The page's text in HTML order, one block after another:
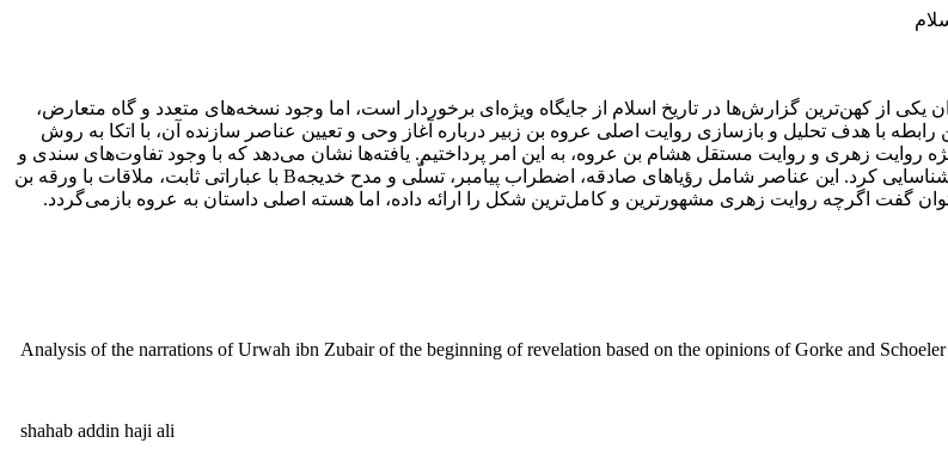
یکی از کهن‌ترین گزارش‌ها در تاریخ اسلام از جایگاه ویژه‌ای برخوردار است، اما وجود نسخه‌های متعدد و گاه متعارض،
با هدف تحلیل و بازسازی روایت اصلی عروه بن زبیر درباره آغاز وحی و تعیین عناصر سازنده آن، با اتکا به روش
روایت زهری و روایت مستقل هشام بن عروه، به این امر پرداختیم. یافته‌ها نشان می‌دهد که با وجود تفاوت‌های سندی و
متنی، عناصر کلیدی مشترکی را می‌توان به‌عنوان بخشی از گزارش اصیل عروه شناسایی کرد. این عناصر شامل رؤیاهای صادقه، اضطراب پیامبر، تسلّی و مدح خدیجهB با عباراتی ثابت، ملاقات با ورقه بن
گفت اگرچه روایت زهری مشهورترین و کامل‌ترین شکل را ارائه داده، اما هسته اصلی داستان به عروه بازمی‌گردد.
Analysis of the narrations of Urwah ibn Zubair of the beginning of revelation based on the opinions of Gorke and Schoeler
shahab addin haji ali